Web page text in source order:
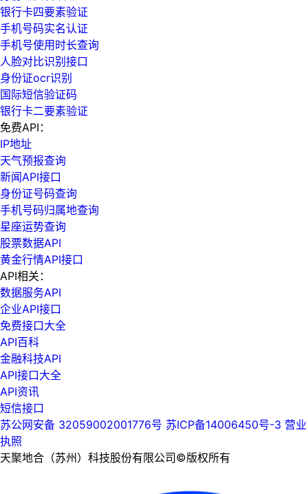
银行卡四要素验证
手机号码实名认证
手机号使用时长查询
人脸对比识别接口
身份证ocr识别
国际短信验证码
银行卡二要素验证
免费API：
IP地址
天气预报查询
新闻API接口
身份证号码查询
手机号码归属地查询
星座运势查询
股票数据API
黄金行情API接口
API相关：
数据服务API
企业API接口
免费接口大全
API百科
金融科技API
API接口大全
API资讯
短信接口
苏公网安备 32059002001776号 苏ICP备14006450号-3 营业
执照
天聚地合（苏州）科技股份有限公司©版权所有